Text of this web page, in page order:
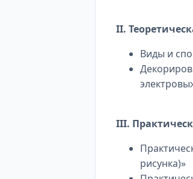
II.
Виды и
III.
рисунка)»